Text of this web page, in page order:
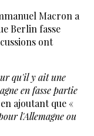
Macron a
Berlin fasse
ont
qu'il y ait une
en fasse partie
ajoutant que «
l'Allemagne ou